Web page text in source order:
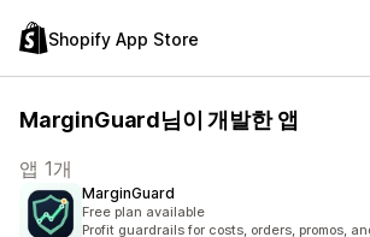
Shopify App Store
MarginGuard님이 개발한 앱
앱 1개
MarginGuard
Free plan available
Profit guardrails for costs, orders, promos,